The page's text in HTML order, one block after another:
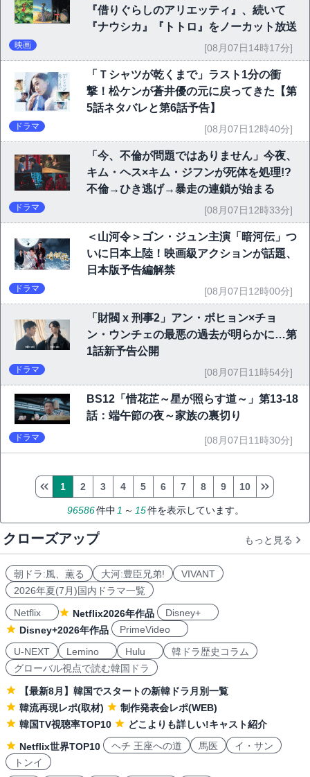
『借りぐらしのアリエッティ』、続いて
『ナウシカ』『トトロ』をノーカット放送
映画 [08月07日14時17分]
「Ｔシャツが乾くまで」ラスト1分の衝
撃！松ケンが蒼井優の元に戻ってきた【第
5話ネタバレと第6話予告】
ドラマ [08月07日12時40分]
「今、不倫が問題ではありません」今夜、
キム・ヘス×キム・ジフンが死体を処理!?
不倫→ひき逃げ→暴走の連鎖が始まる
ドラマ [08月07日12時33分]
＜山河令＞ゴン・ジュン主演「暗河伝」つ
いに日本上陸！映画級アクションが話題、
日本版予告編解禁
ドラマ [08月07日12時00分]
「財閥 x 刑事2」アン・ボヒョン×チョ
ン・ウンチェの最悪の過去が明らかに…第
1話新予告公開
ドラマ [08月07日11時54分]
BS12「惜花芷～星が照らす道～」第13-18
話：端午節の夜～家族の裏切り
ドラマ [08月07日11時30分]
96586件中 1 ～ 15件を表示しています。
1 2 3 4 5 6 7 8 9 10
クローズアップ もっと見る
朝ドラ:風、薫る 大河:豊臣兄弟!
VIVANT
2026年夏(7月)国内ドラマ一覧
Netflix
Netflix2026年作品
Disney+
Disney+2026年作品
PrimeVideo
U-NEXT
Lemino Hulu
韓ドラ歴史コラム
グローバル視点で読む韓国ドラ
【最新8月】韓国でスタートの新韓ドラ月別一覧
韓流再現レポ(取材)
制作発表会レポ(WEB)
韓国TV視聴率TOP10
どこよりも詳しい!キャスト紹介
Netflix世界TOP10
ヘチ 王座への道 馬医
イ・サン
トンイ